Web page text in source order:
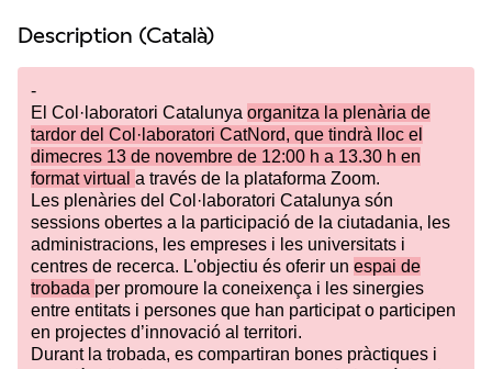
Description (Català)
-
El Col·laboratori Catalunya organitza la plenària de
tardor del Col·laboratori CatNord, que tindrà lloc el
dimecres 13 de novembre de 12:00 h a 13.30 h en
format virtual a través de la plataforma Zoom.
Les plenàries del Col·laboratori Catalunya són
sessions obertes a la participació de la ciutadania, les
administracions, les empreses i les universitats i
centres de recerca. L'objectiu és oferir un espai de
trobada per promoure la coneixença i les sinergies
entre entitats i persones que han participat o participen
en projectes d’innovació al territori.
Durant la trobada, es compartiran bones pràctiques i